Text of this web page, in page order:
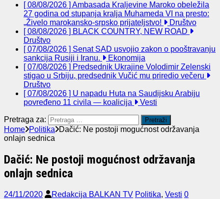
[ 08/08/2026 ] Ambasada Kraljevine Maroko obeležila
27 godina od stupanja kralja Muhameda VI na presto:
„Živelo marokansko-srpsko prijateljstvo!
Društvo
[ 08/08/2026 ] BLACK COUNTRY, NEW ROAD
Društvo
[ 07/08/2026 ] Senat SAD usvojio zakon o pooštravanju
sankcija Rusiji i Iranu.
Ekonomija
[ 07/08/2026 ] Predsednik Ukrajine Volodimir Zelenski
stigao u Srbiju, predsednik Vučić mu priredio večeru
Društvo
[ 07/08/2026 ] U napadu Huta na Saudijsku Arabiju
povređeno 11 civila — koalicija
Vesti
Pretraga za:
Home Politika
Dačić: Ne postoji mogućnost održavanja
onlajn sednica
Dačić: Ne postoji mogućnost održavanja
onlajn sednica
24/11/2020 Redakcija BALKAN TV Politika, Vesti 0